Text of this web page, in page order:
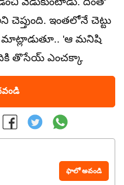
చెప్తుంది. ఇంతలోనే చెట్టు
మాట్లాడుతూ.. 'ఆ మనిషి
తొసేయ్‌ ఎంచక్కా
ఫాలో అవండి